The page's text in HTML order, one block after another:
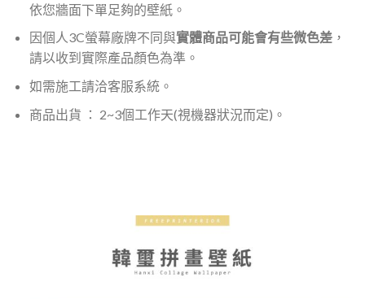
依您牆面下單足夠的壁紙。
因個人3C螢幕廠牌不同與實體商品可能會有些微色差，
請以收到實際產品顏色為準。
如需施工請洽客服系統。
商品出貨 ： 2~3個工作天(視機器狀況而定)。